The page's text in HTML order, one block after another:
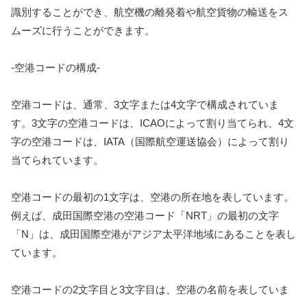
識別することができ、航空機の離発着や航空貨物の輸送をス
ムーズに行うことができます。
-空港コードの構成-
空港コードは、通常、3文字または4文字で構成されていま
す。3文字の空港コードは、ICAOによって割り当てられ、4文
字の空港コードは、IATA（国際航空運送協会）によって割り
当てられています。
空港コードの最初の1文字は、空港の所在地を表しています。
例えば、成田国際空港の空港コード「NRT」の最初の文字
「N」は、成田国際空港がアジア太平洋地域にあることを表し
ています。
空港コードの2文字目と3文字目は、空港の名前を表していま